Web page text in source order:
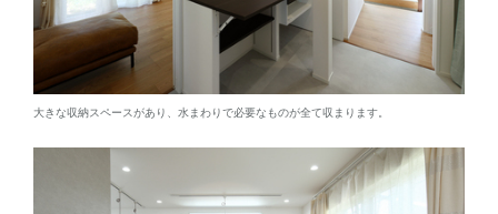
大きな収納スペースがあり、水まわりで必要なものが全て収まります。